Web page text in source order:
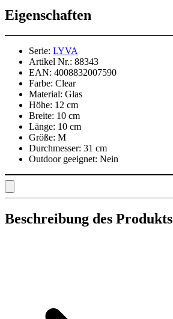
Eigenschaften
Serie: LYVA
Artikel Nr.: 88343
EAN: 4008832007590
Farbe: Clear
Material: Glas
Höhe: 12 cm
Breite: 10 cm
Länge: 10 cm
Größe: M
Durchmesser: 31 cm
Outdoor geeignet: Nein
Beschreibung des Produkts